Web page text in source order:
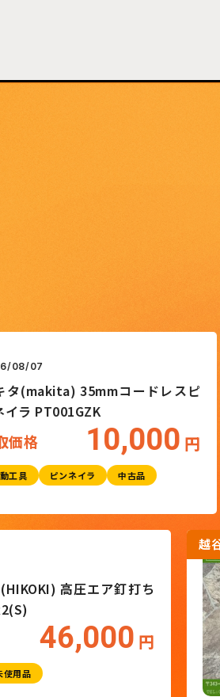
35mmコードレスピ
10,000 円
ネイラ 中古品
イコーキ(HIKOKI) 高圧エア釘打ち
NV50HR2(S)
取価格 46,000 円
釘打ち